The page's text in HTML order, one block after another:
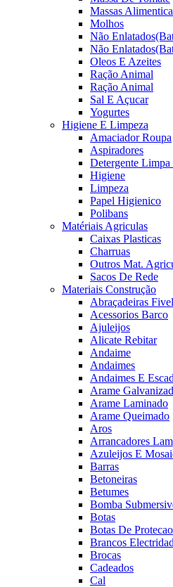
Massas
Molhos
Não
Não
Oleos E Azeites
Ração Animal
Ração Animal
Sal E Açucar
Yogurtes
Higiene E Limpeza
Amaciador Roupa
Aspiradores
Detergente
Higiene
Limpeza
Papel Higienico
Polibans
Matériais Agriculas
Caixas Plasticas
Charruas
Outros Mat.
Sacos De Rede
Materiais Construção
Abraçadeiras
Acessorios Barco
Ajuleijos
Alicate Rebitar
Andaime
Andaimes
Andaimes E
Arame
Arame Laminado
Arame Queimado
Aros
Arrancadores
Azuleijos E
Barras
Betoneiras
Betumes
Bomba
Botas
Botas De Protecao
Brancos
Brocas
Cadeados
Cal